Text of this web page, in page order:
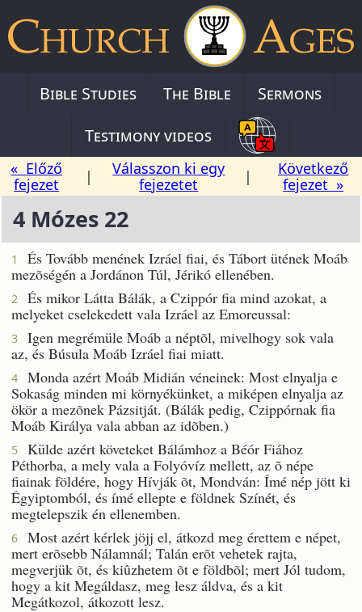
Bible Studies The Bible
Sermons
Testimony videos
« Előző
fejezet
|
Válasszon ki egy
fejezetet
|
Következő
fejezet »
4 Mózes 22
1
És Tovább menének Izráel fiai, és Tábort ütének Moáb
mezõségén a Jordánon Túl, Jérikó ellenében.
2
És mikor Látta Bálák, a Czippór fia mind azokat, a
melyeket cselekedett vala Izráel az Emoreussal:
3
Igen megrémüle Moáb a néptõl, mivelhogy sok vala
az, és Búsula Moáb Izráel fiai miatt.
4
Monda azért Moáb Midián véneinek: Most elnyalja e
Sokaság minden mi környékünket, a miképen elnyalja az
ökör a mezõnek Pázsitját. (Bálák pedig, Czippórnak fia
Moáb Királya vala abban az idõben.)
5
Külde azért követeket Bálámhoz a Béór Fiához
Péthorba, a mely vala a Folyóvíz mellett, az õ népe
fiainak földére, hogy Hívják õt, Mondván: Ímé nép jött ki
Égyiptomból, és ímé ellepte e földnek Színét, és
megtelepszik én ellenemben.
6
Most azért kérlek jöjj el, átkozd meg érettem e népet,
mert erõsebb Nálamnál; Talán erõt vehetek rajta,
megverjük õt, és kiûzhetem õt e földbõl; mert Jól tudom,
hogy a kit Megáldasz, meg lesz áldva, és a kit
Megátkozol, átkozott lesz.